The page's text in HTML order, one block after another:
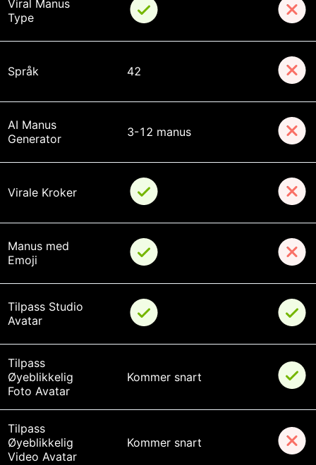
Viral Manus
Type
Språk 42
AI Manus
Generator
3-12 manus
Virale Kroker
Manus med
Emoji
Tilpass Studio
Avatar
Tilpass
Øyeblikkelig
Foto Avatar
Kommer snart
Tilpass
Øyeblikkelig
Video Avatar
Kommer snart